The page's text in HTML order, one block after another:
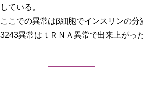
している。
ここでの異常はβ細胞でインスリンの分
3243異常はｔＲＮＡ異常で出来上がっ